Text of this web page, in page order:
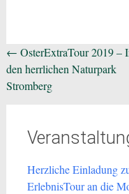
← OsterExtraTour 2019 –
den herrlichen Naturpark
Stromberg
Herzliche Einladung
ErlebnisTour an die